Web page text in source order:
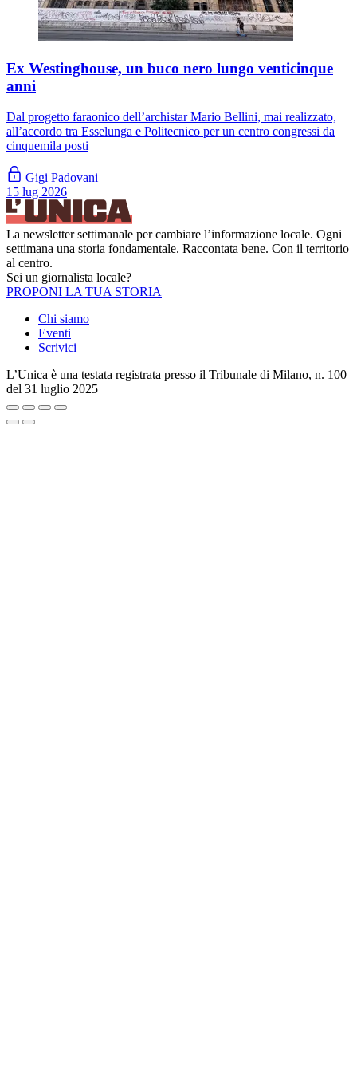
Ex Westinghouse, un buco nero lungo venticinque
anni
Dal progetto faraonico dell’archistar Mario Bellini, mai realizzato,
all’accordo tra Esselunga e Politecnico per un centro congressi da
cinquemila posti
Gigi Padovani
15 lug 2026
La newsletter settimanale per cambiare l’informazione locale. Ogni
settimana una storia fondamentale. Raccontata bene. Con il territorio
al centro.
Sei un giornalista locale?
PROPONI LA TUA STORIA
Chi siamo
Eventi
Scrivici
L’Unica è una testata registrata presso il Tribunale di Milano, n. 100
del 31 luglio 2025